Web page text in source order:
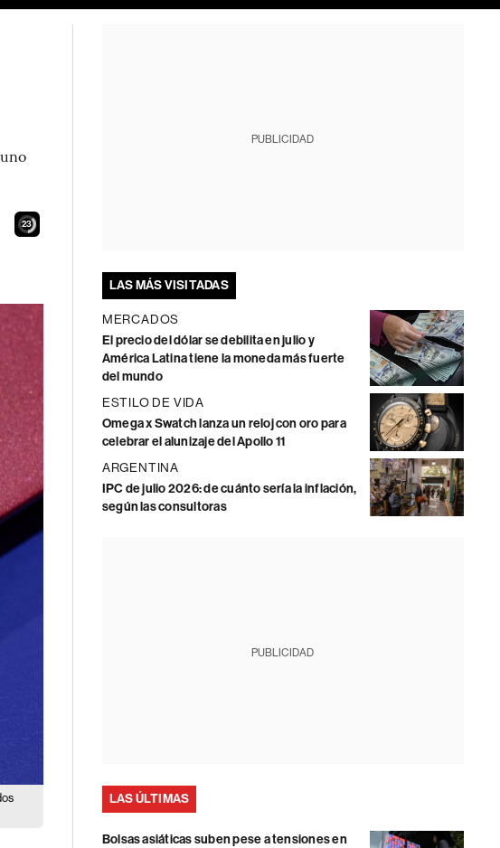
21
PUBLICIDAD
LAS MÁS VISITADAS
MERCADOS
El precio del dólar se debilita en julio y
América Latina tiene la moneda más fuerte
del mundo
ESTILO DE VIDA
Omega x Swatch lanza un reloj con oro para
celebrar el alunizaje del Apollo 11
ARGENTINA
IPC de julio 2026: de cuánto sería la inflación,
según las consultoras
PUBLICIDAD
LAS ÚLTIMAS
Bolsas asiáticas suben pese a tensiones en